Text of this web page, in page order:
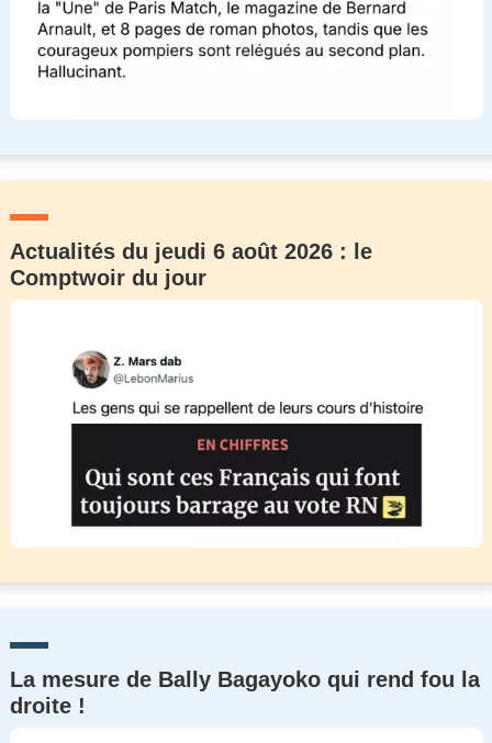
Actualités du jeudi 6 août 2026 : le
Comptwoir du jour
La mesure de Bally Bagayoko qui rend fou la
droite !